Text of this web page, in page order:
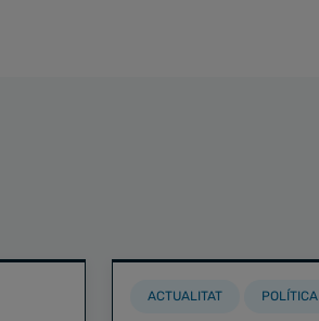
ACTUALITAT POLÍTICA